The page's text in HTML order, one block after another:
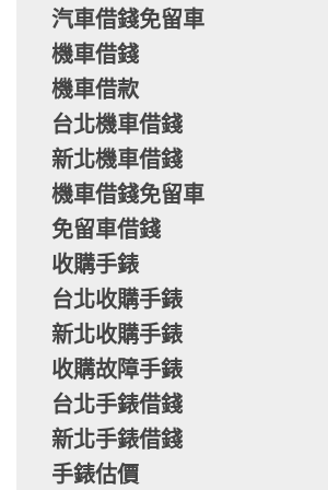
汽車借錢免留車
機車借錢
機車借款
台北機車借錢
新北機車借錢
機車借錢免留車
免留車借錢
收購手錶
台北收購手錶
新北收購手錶
收購故障手錶
台北手錶借錢
新北手錶借錢
手錶估價